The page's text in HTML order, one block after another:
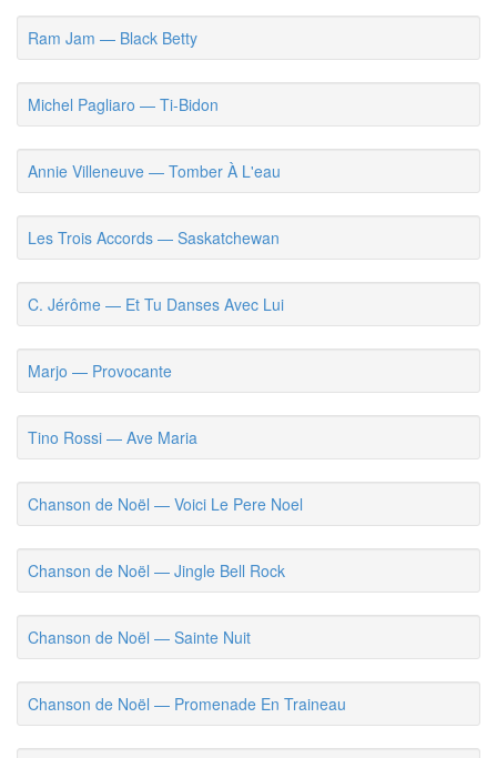
Ram Jam — Black Betty
Michel Pagliaro — Ti-Bidon
Annie Villeneuve — Tomber À L'eau
Les Trois Accords — Saskatchewan
C. Jérôme — Et Tu Danses Avec Lui
Marjo — Provocante
Tino Rossi — Ave Maria
Chanson de Noël — Voici Le Pere Noel
Chanson de Noël — Jingle Bell Rock
Chanson de Noël — Sainte Nuit
Chanson de Noël — Promenade En Traineau